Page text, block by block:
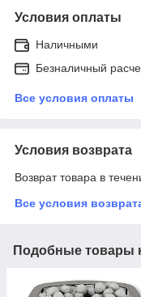
Условия оплаты
Наличными
Безналичный
Все условия оплаты
Условия возврата
Возврат товара в
Все условия
Подобные товары